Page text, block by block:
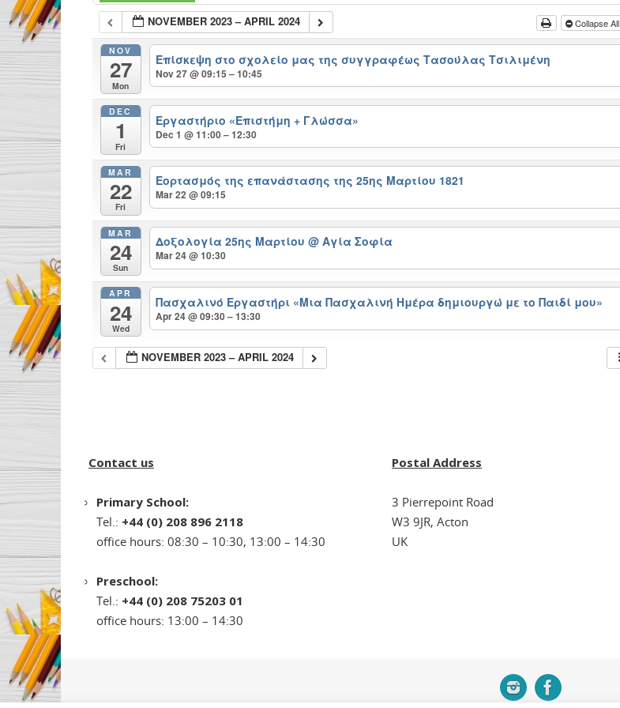
NOVEMBER 2023 – APRIL 2024 Collapse All
NOV
27
Mon
Επίσκεψη στο σχολείο μας της συγγραφέως Τασούλας Τσιλιμένη
Nov 27 @ 09:15 – 10:45
DEC
1
Fri
Εργαστήριο «Επιστήμη + Γλώσσα»
Dec 1 @ 11:00 – 12:30
MAR
22
Fri
Εορτασμός της επανάστασης της 25ης Μαρτίου 1821
Mar 22 @ 09:15
MAR
24
Sun
Δοξολογία 25ης Μαρτίου@ Αγία Σοφία
Mar 24 @ 10:30
APR
24
Wed
Πασχαλινό Εργαστήρι «Μια Πασχαλινή Ημέρα δημιουργώ με το Παιδί μου»
Apr 24 @ 09:30 – 13:30
NOVEMBER 2023 – APRIL 2024
Contact us
Primary School:
Tel.: +44 (0) 208 896 2118
office hours: 08:30 – 10:30, 13:00 – 14:30
Preschool:
Tel.: +44 (0) 208 75203 01
office hours: 13:00 – 14:30
Postal Address
3 Pierrepoint Road
W3 9JR, Acton
UK